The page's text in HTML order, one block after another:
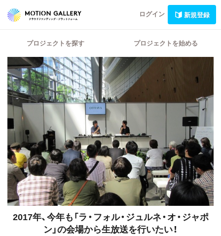
ログイン 新規登録
プロジェクトを探す プロジェクトを始める
2017年、今年も「ラ・フォル・ジュルネ・オ・ジャポ
ン」の会場から生放送を行いたい！